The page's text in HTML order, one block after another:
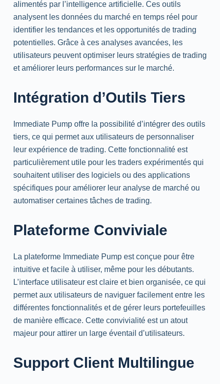
alimentés par l’intelligence artificielle. Ces outils
analysent les données du marché en temps réel pour
identifier les tendances et les opportunités de trading
potentielles. Grâce à ces analyses avancées, les
utilisateurs peuvent optimiser leurs stratégies de trading
et améliorer leurs performances sur le marché.
Intégration d’Outils Tiers
Immediate Pump offre la possibilité d’intégrer des outils
tiers, ce qui permet aux utilisateurs de personnaliser
leur expérience de trading. Cette fonctionnalité est
particulièrement utile pour les traders expérimentés qui
souhaitent utiliser des logiciels ou des applications
spécifiques pour améliorer leur analyse de marché ou
automatiser certaines tâches de trading.
Plateforme Conviviale
La plateforme Immediate Pump est conçue pour être
intuitive et facile à utiliser, même pour les débutants.
L’interface utilisateur est claire et bien organisée, ce qui
permet aux utilisateurs de naviguer facilement entre les
différentes fonctionnalités et de gérer leurs portefeuilles
de manière efficace. Cette convivialité est un atout
majeur pour attirer un large éventail d’utilisateurs.
Support Client Multilingue